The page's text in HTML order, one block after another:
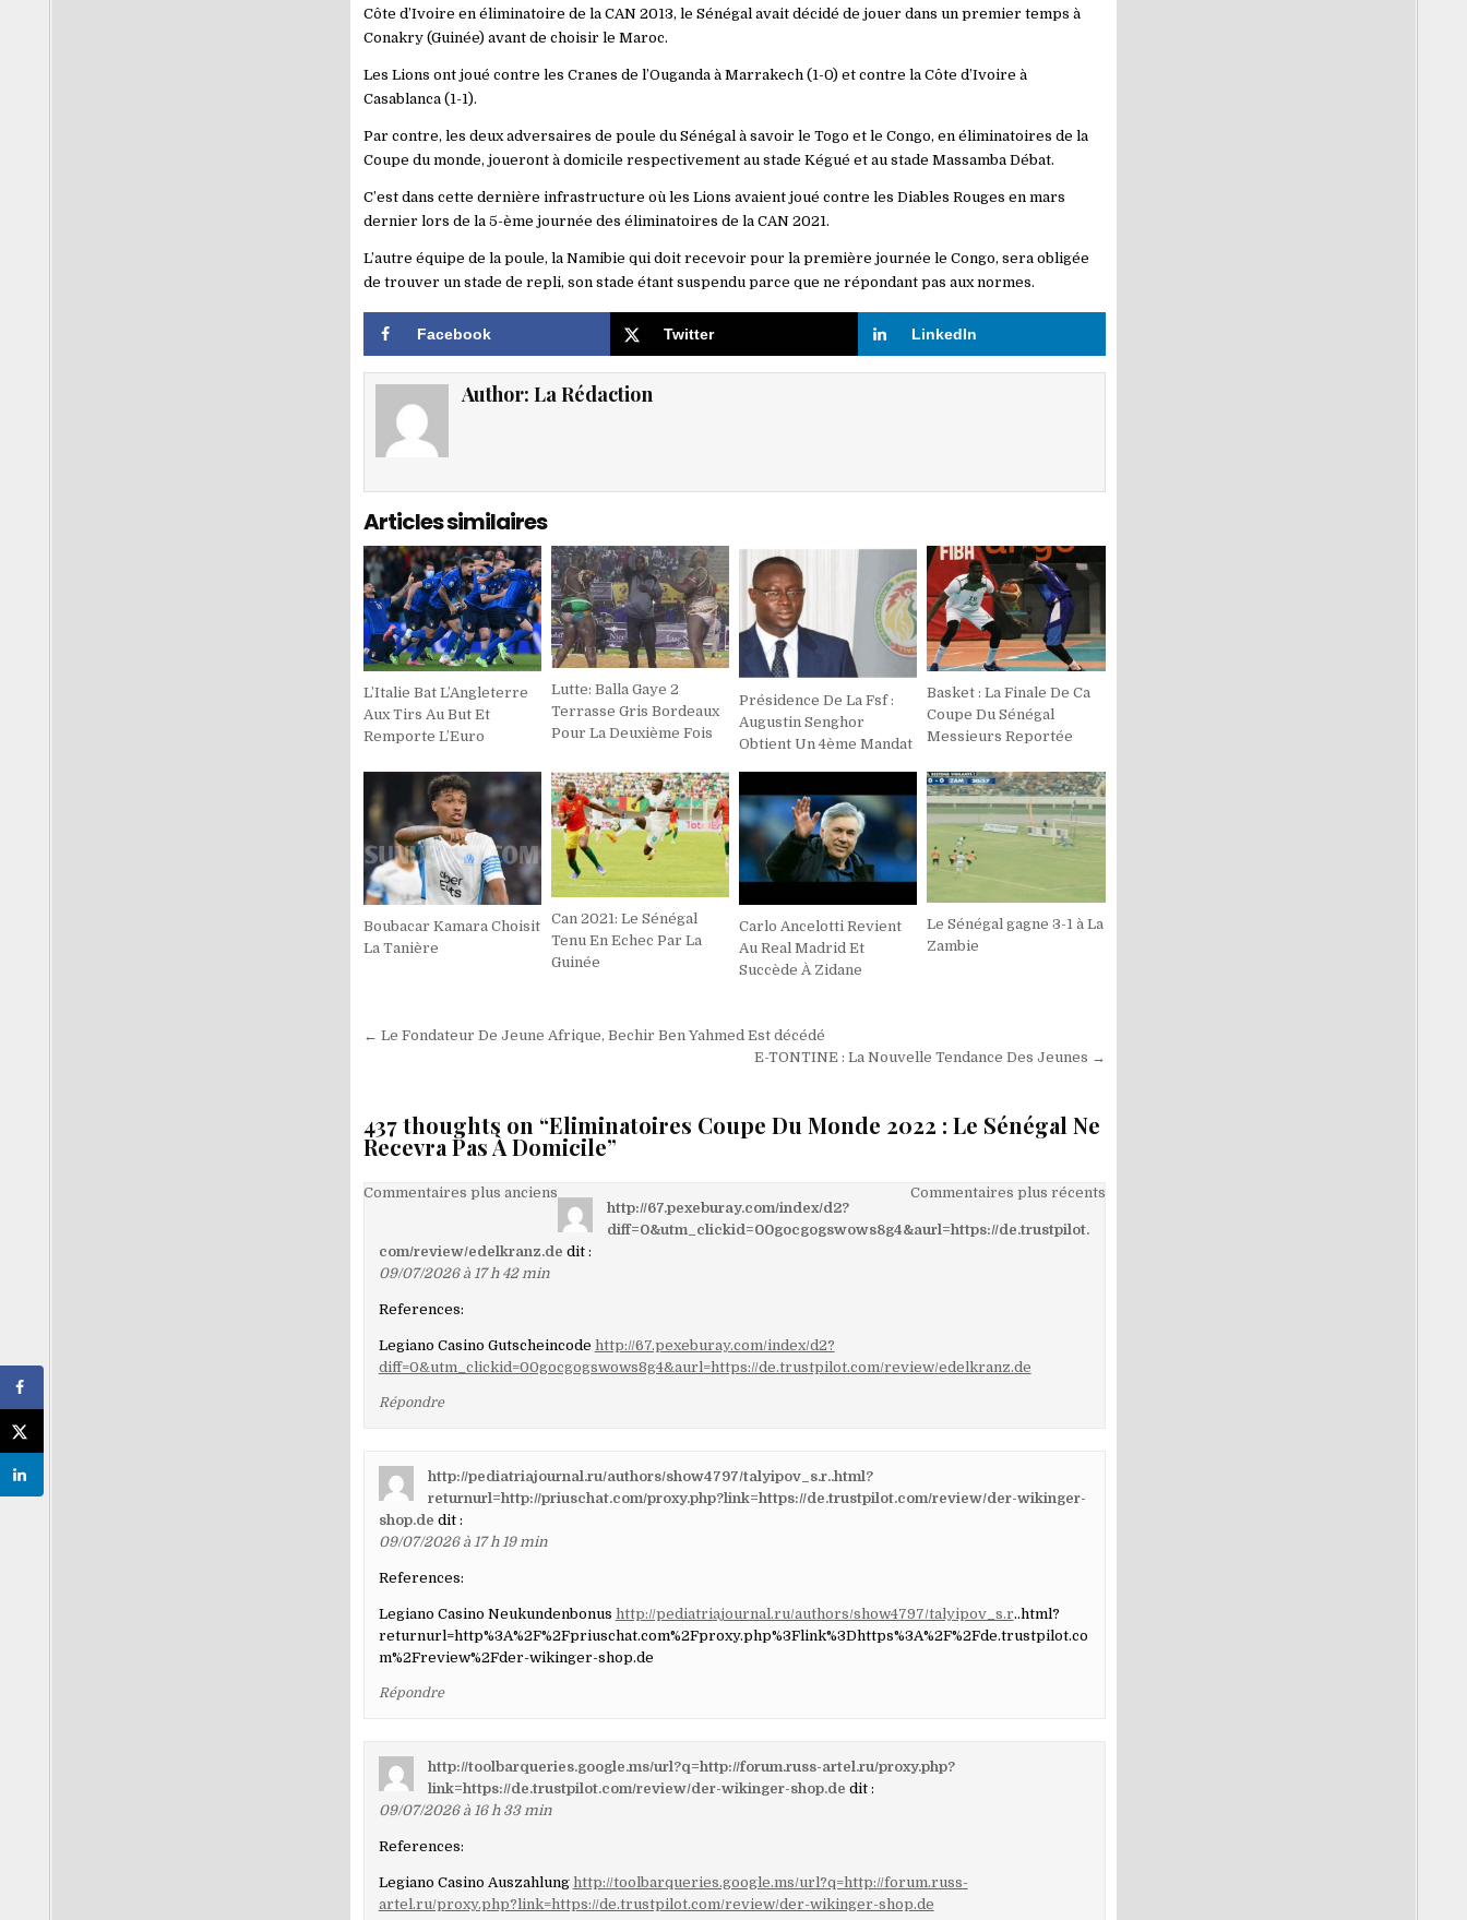
Côte d’Ivoire en éliminatoire de la CAN 2013, le Sénégal avait décidé de jouer dans un premier temps à
Conakry (Guinée) avant de choisir le Maroc.
Les Lions ont joué contre les Cranes de l’Ouganda à Marrakech (1-0) et contre la Côte d’Ivoire à
Casablanca (1-1).
Par contre, les deux adversaires de poule du Sénégal à savoir le Togo et le Congo, en éliminatoires de la
Coupe du monde, joueront à domicile respectivement au stade Kégué et au stade Massamba Débat.
C’est dans cette dernière infrastructure où les Lions avaient joué contre les Diables Rouges en mars
dernier lors de la 5-ème journée des éliminatoires de la CAN 2021.
L’autre équipe de la poule, la Namibie qui doit recevoir pour la première journée le Congo, sera obligée
de trouver un stade de repli, son stade étant suspendu parce que ne répondant pas aux normes.
Facebook Twitter LinkedIn
Author: La Rédaction
Articles similaires
L’Italie Bat L’Angleterre
Aux Tirs Au But Et
Remporte L’Euro
Lutte: Balla Gaye 2
Terrasse Gris Bordeaux
Pour La Deuxième Fois
Présidence De La Fsf :
Augustin Senghor
Obtient Un 4ème Mandat
Basket : La Finale De Ca
Coupe Du Sénégal
Messieurs Reportée
Boubacar Kamara Choisit
La Tanière
Can 2021: Le Sénégal
Tenu En Echec Par La
Guinée
Carlo Ancelotti Revient
Au Real Madrid Et
Succède À Zidane
Le Sénégal gagne 3-1 à La
Zambie
Navigation
← Le Fondateur De Jeune Afrique, Bechir Ben Yahmed Est décédé
E-TONTINE : La Nouvelle Tendance Des Jeunes →
437 thoughts on “Eliminatoires Coupe Du Monde 2022 : Le Sénégal Ne
Recevra Pas À Domicile”
Navigation
les
commentaires
Commentaires plus anciens
Commentaires plus récents
http://67.pexeburay.com/index/d2?
diff=0&utm_clickid=00gocgogswows8g4&aurl=https://de.trustpilot.
com/review/edelkranz.de dit :
09/07/2026 à 17 h 42 min
References:
Legiano Casino Gutscheincode http://67.pexeburay.com/index/d2?
diff=0&utm_clickid=00gocgogswows8g4&aurl=https://de.trustpilot.com/review/edelkranz.de
Répondre
http://pediatriajournal.ru/authors/show4797/talyipov_s.r..html?
returnurl=http://priuschat.com/proxy.php?link=https://de.trustpilot.com/review/der-wikinger-
shop.de dit :
09/07/2026 à 17 h 19 min
References:
Legiano Casino Neukundenbonus http://pediatriajournal.ru/authors/show4797/talyipov_s.r..html?
returnurl=http%3A%2F%2Fpriuschat.com%2Fproxy.php%3Flink%3Dhttps%3A%2F%2Fde.trustpilot.co
m%2Freview%2Fder-wikinger-shop.de
Répondre
http://toolbarqueries.google.ms/url?q=http://forum.russ-artel.ru/proxy.php?
link=https://de.trustpilot.com/review/der-wikinger-shop.de dit :
09/07/2026 à 16 h 33 min
References:
Legiano Casino Auszahlung http://toolbarqueries.google.ms/url?q=http://forum.russ-
artel.ru/proxy.php?link=https://de.trustpilot.com/review/der-wikinger-shop.de